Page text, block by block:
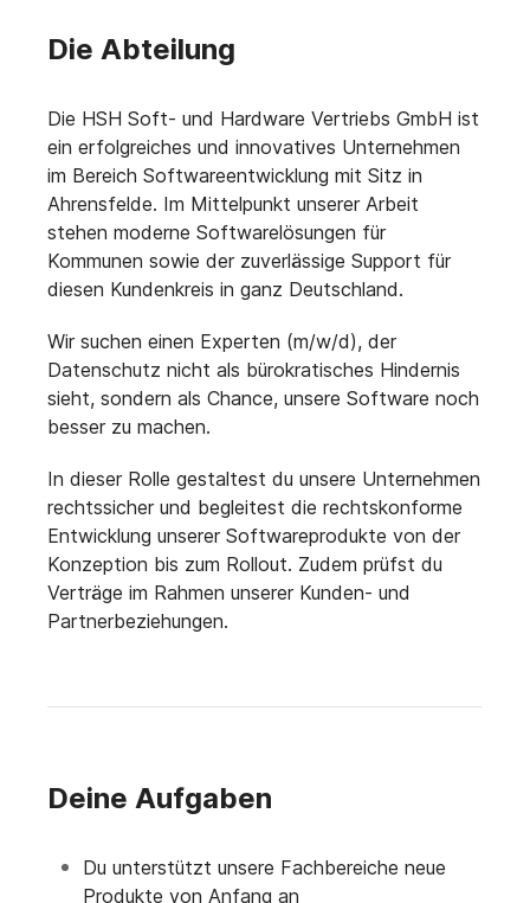
Die Abteilung
Die HSH Soft- und Hardware Vertriebs GmbH ist
ein erfolgreiches und innovatives Unternehmen
im Bereich Softwareentwicklung mit Sitz in
Ahrensfelde. Im Mittelpunkt unserer Arbeit
stehen moderne Softwarelösungen für
Kommunen sowie der zuverlässige Support für
diesen Kundenkreis in ganz Deutschland.
Wir suchen einen Experten (m/w/d), der
Datenschutz nicht als bürokratisches Hindernis
sieht, sondern als Chance, unsere Software noch
besser zu machen.
In dieser Rolle gestaltest du unsere Unternehmen
rechtssicher und begleitest die rechtskonforme
Entwicklung unserer Softwareprodukte von der
Konzeption bis zum Rollout. Zudem prüfst du
Verträge im Rahmen unserer Kunden- und
Partnerbeziehungen.
Deine Aufgaben
Du unterstützt unsere Fachbereiche neue
Produkte von Anfang an